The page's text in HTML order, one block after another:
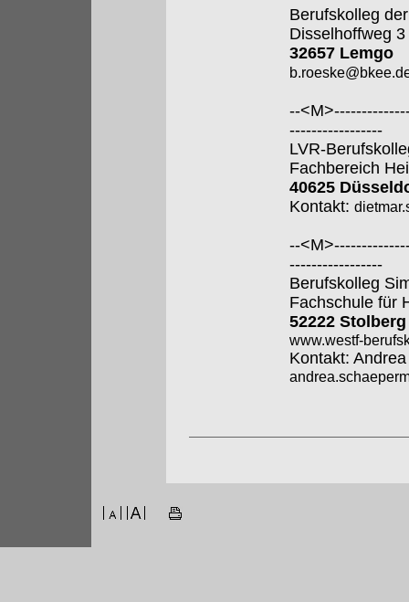
Berufskolleg
Disselhoffweg 3
32657 Lemgo
--
-----------------
LVR-
Fachbereich
40625
Kontakt:
--
-----------------
Berufskolleg
Fachschule für
52222 Stolberg
www.westf-
Kontakt: